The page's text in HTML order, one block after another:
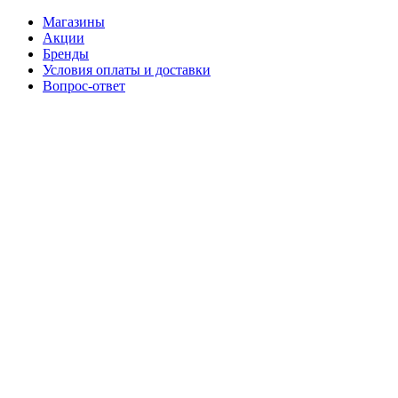
Магазины
Акции
Бренды
Условия оплаты и доставки
Вопрос-ответ